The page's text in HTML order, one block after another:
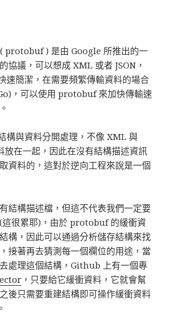
) 是由 Google 所推出的一
協議，可以想成 XML 或者 JSON，
簡潔，在需要頻繁傳輸資料的場合
，可以使用 protobuf 來加快傳輸速
構與資料分開處理，不像 XML 與
放在一起，因此在沒有結構描述資訊
資料的，這對於逆向工程來說是一個
結構描述檔，但這不代表我們一定要
這很累耶)，由於 protobuf 的緩衝資
構，因此可以通過分析儲存結構來找
接著再去猜測每一個欄位的用途，當
處理這個結構，Github 上有一個專
，只要給它緩衝資料，它就會幫
後只需要重建結構即可操作緩衝資料